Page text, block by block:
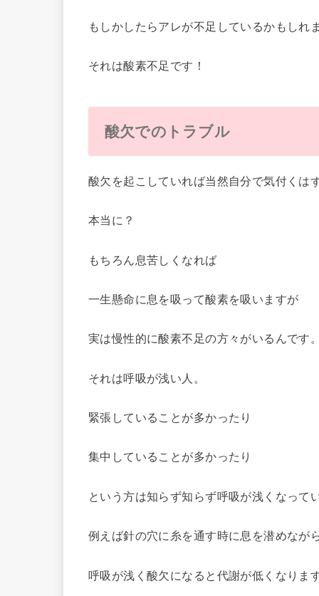
もしかしたらアレが不足しているかもしれ
それは酸素不足です！
酸欠でのトラブル
酸欠を起こしていれば当然自分で気付くはず
本当に？
もちろん息苦しくなれば
一生懸命に息を吸って酸素を吸いますが
実は慢性的に酸素不足の方々がいるんです。
それは呼吸が浅い人。
緊張していることが多かったり
集中していることが多かったり
という方は知らず知らず呼吸が浅くなって
例えば針の穴に糸を通す時に息を潜めなが
呼吸が浅く酸欠になると代謝が低くなります